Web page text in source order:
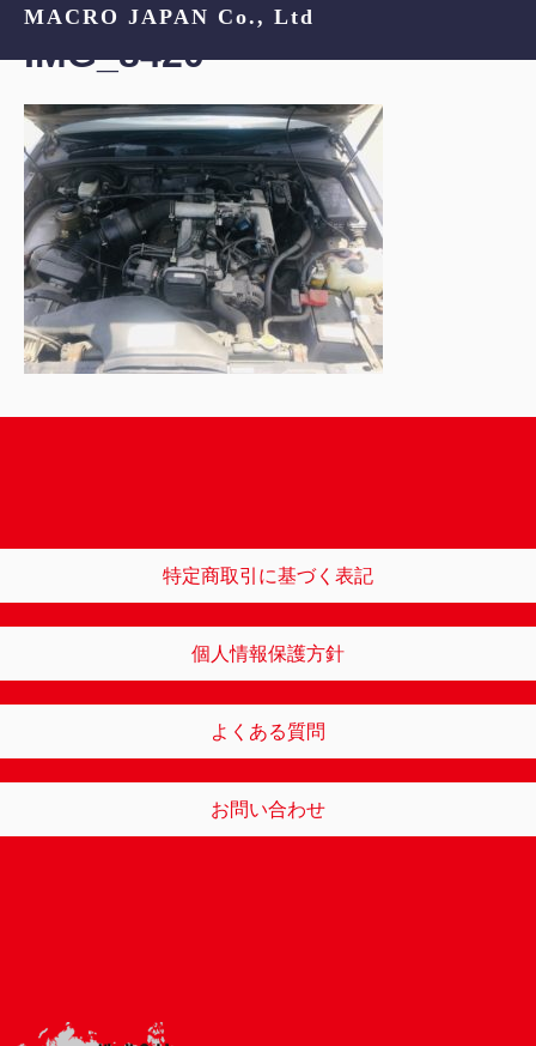
MACRO JAPAN Co., Ltd
IMG_8420
特定商取引に基づく表記
個人情報保護方針
よくある質問
お問い合わせ